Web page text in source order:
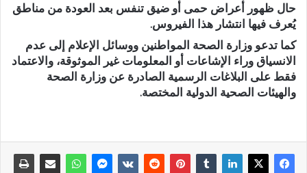
حال ظهور أعراض حمى أو ضيق تنفس بعد العودة من مناطق
يُعرف فيها انتشار هذا الفيروس.
كما تدعو وزارة الصحة المواطنين ووسائل الإعلام إلى عدم
الانسياق وراء الإشاعات أو المعلومات غير الموثوقة، والاعتماد
فقط على البلاغات الرسمية الصادرة عن وزارة الصحة
والهيئات الصحية الدولية المختصة.